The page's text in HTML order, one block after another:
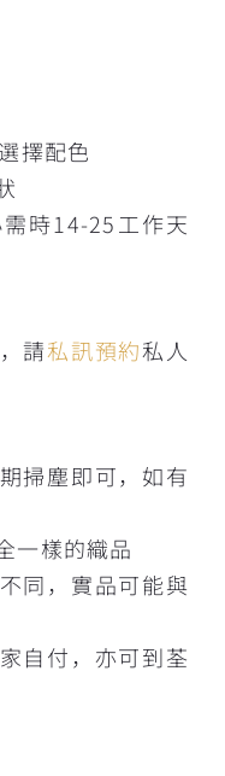
擇配色
時14-25工作天
請私訊預約私人
掃塵即可，如有
一樣的織品
同，實品可能與
自付，亦可到荃